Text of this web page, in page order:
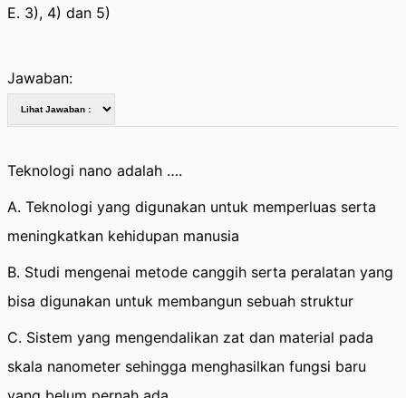
E. 3), 4) dan 5)
Jawaban:
Teknologi nano adalah ….
A. Teknologi yang digunakan untuk memperluas serta
meningkatkan kehidupan manusia
B. Studi mengenai metode canggih serta peralatan yang
bisa digunakan untuk membangun sebuah struktur
C. Sistem yang mengendalikan zat dan material pada
skala nanometer sehingga menghasilkan fungsi baru